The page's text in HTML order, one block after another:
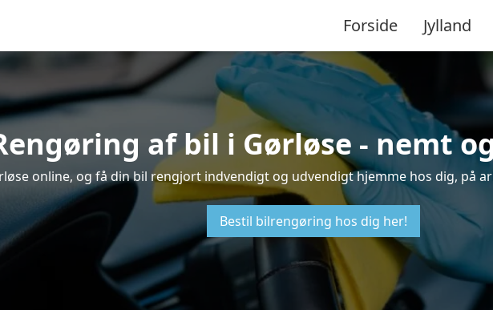
Forside Jylland
af bil i Gørløse - nemt
online, og få din bil rengjort indvendigt og udvendigt hjemme hos dig, på
Bestil bilrengøring hos dig her!